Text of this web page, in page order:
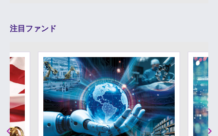
注目ファンド
Previous Next